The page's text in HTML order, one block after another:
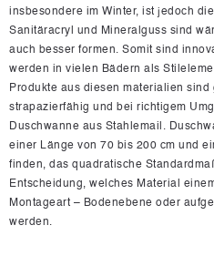
insbesondere im Winter, ist jedoch
Sanitäracryl und Mineralguss sind
auch besser formen. Somit sind
werden in vielen Bädern als
Produkte aus diesen materialien
strapazierfähig und bei richtigem
Duschwanne aus Stahlemail.
einer Länge von 70 bis 200 cm und
finden, das quadratische
Entscheidung, welches Material
Montageart – Bodenebene oder
werden.